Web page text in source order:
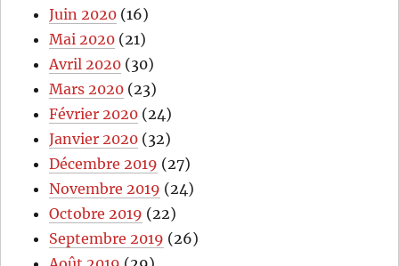
Juin 2020 (16)
Mai 2020 (21)
Avril 2020 (30)
Mars 2020 (23)
Février 2020 (24)
Janvier 2020 (32)
Décembre 2019 (27)
Novembre 2019 (24)
Octobre 2019 (22)
Septembre 2019 (26)